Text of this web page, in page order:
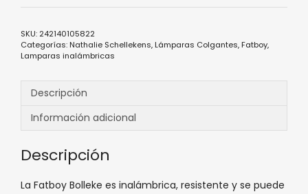
SKU: 242140105822
Categorías:Nathalie Schellekens,Lámparas Colgantes,Fatboy,
Lamparas inalámbricas
Descripción
Información adicional
Descripción
La Fatboy Bolleke es inalámbrica, resistente y se puede